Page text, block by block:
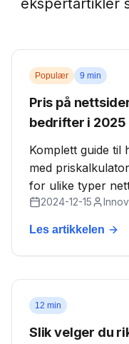
ekspertartikler
Populær 9 min
Pris på
bedrifter i 2025
priskalkulator
Komplett guide til
med
for ulike typer
2024-12-15
Les artikkelen
12 min
Slik velger du